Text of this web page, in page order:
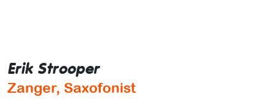
Erik Strooper
Zanger, Saxofonist